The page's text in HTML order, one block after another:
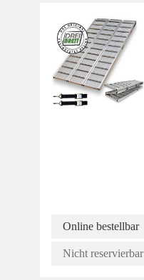
Online bestellbar
Nicht reservierbar